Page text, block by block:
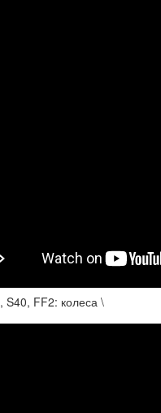
S40, FF2: колеса \